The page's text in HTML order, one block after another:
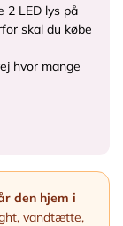
2 LED lys på
skal du købe
hvor mange
den hjem i
vandtætte,